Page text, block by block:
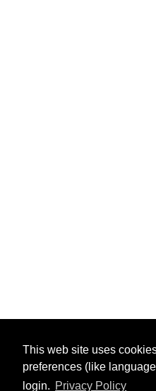
This web site uses
preferences (like
login. Privacy Policy